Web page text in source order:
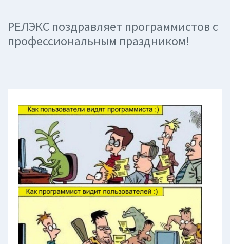
РЕЛЭКС поздравляет программистов с
профессиональным праздником!